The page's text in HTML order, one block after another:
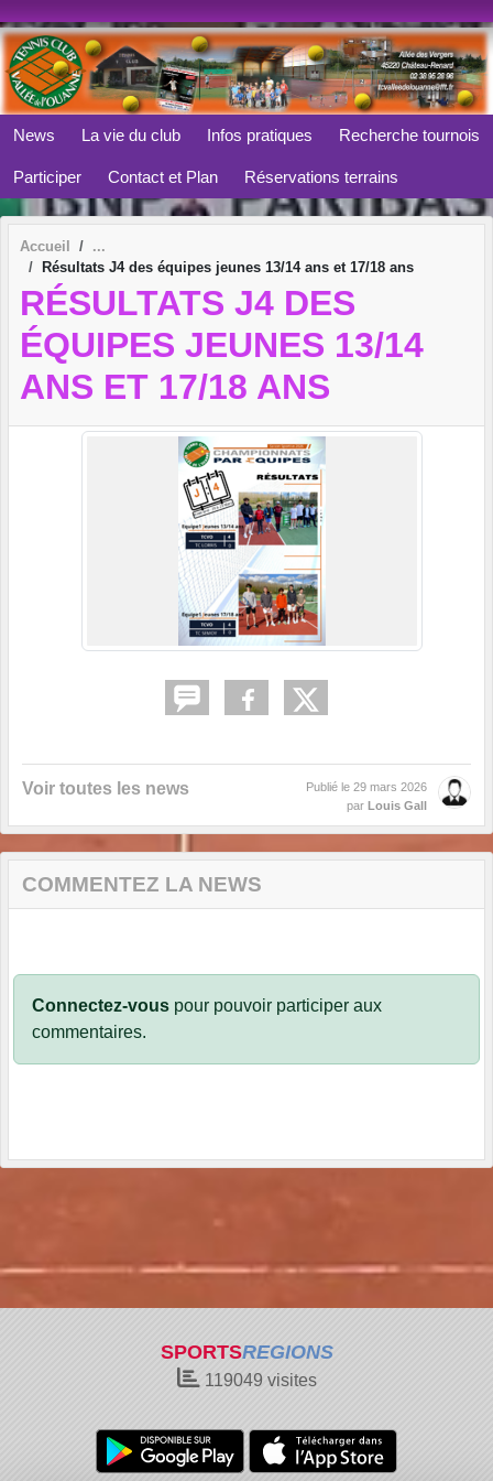
News La vie du club Infos pratiques Recherche tournois
Participer Contact et Plan Réservations terrains
Accueil
Résultats J4 des équipes jeunes 13/14 ans et 17/18 ans
RÉSULTATS J4 DES
ÉQUIPES JEUNES 13/14
ANS ET 17/18 ANS
Voir toutes les news Publié le 29 mars 2026
par Louis Gall
COMMENTEZ LA NEWS
Connectez-vous pour pouvoir participer aux
commentaires.
SPORTSREGIONS
119049visites